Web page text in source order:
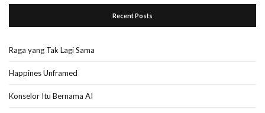
Recent Posts
Raga yang Tak Lagi Sama
Happines Unframed
Konselor Itu Bernama AI